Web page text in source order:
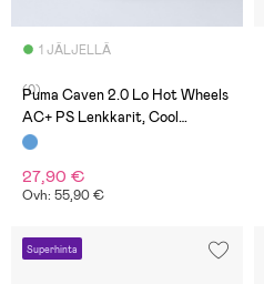
1 JÄLJELLÄ
(0)
Puma Caven 2.0 Lo Hot Wheels
AC+ PS Lenkkarit, Cool
Blue/White/Aquatic
27,90 €
Ovh: 55,90 €
Superhinta